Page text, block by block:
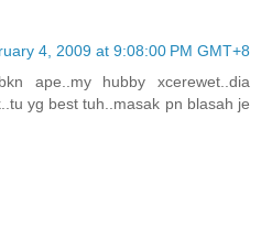
4, 2009 at 9:08:00 PM GMT+8
ape..my hubby xcerewet..dia
yg best tuh..masak pn blasah je